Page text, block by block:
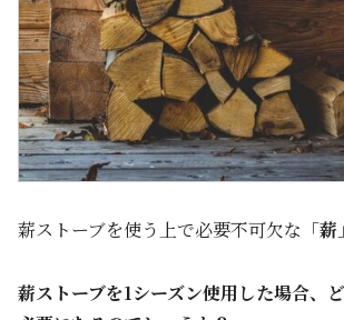
薪ストーブを使う上で必要不可欠な「薪
薪ストーブを1シーズン使用した場合、